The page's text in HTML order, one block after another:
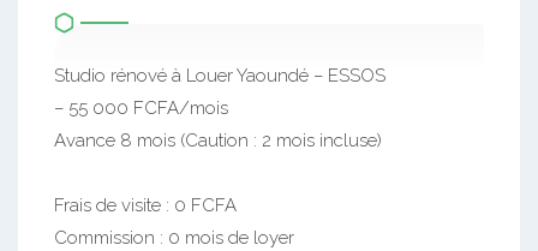
Studio rénové à Louer Yaoundé – ESSOS
– 55 000 FCFA/mois
Avance 8 mois (Caution : 2 mois incluse)
Frais de visite : 0 FCFA
Commission : 0 mois de loyer